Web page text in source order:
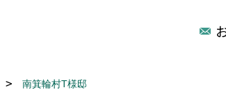
南箕輪村T様邸